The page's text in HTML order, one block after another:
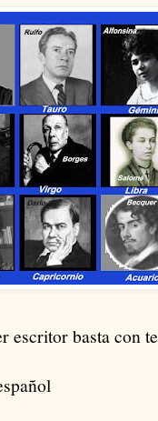
escritor basta con